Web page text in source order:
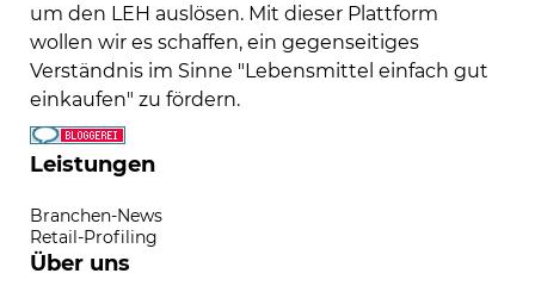
um den LEH auslösen. Mit dieser Plattform
wollen wir es schaffen, ein gegenseitiges
Verständnis im Sinne "Lebensmittel einfach gut
einkaufen" zu fördern.
Leistungen
Branchen-News
Retail-Profiling
Über uns